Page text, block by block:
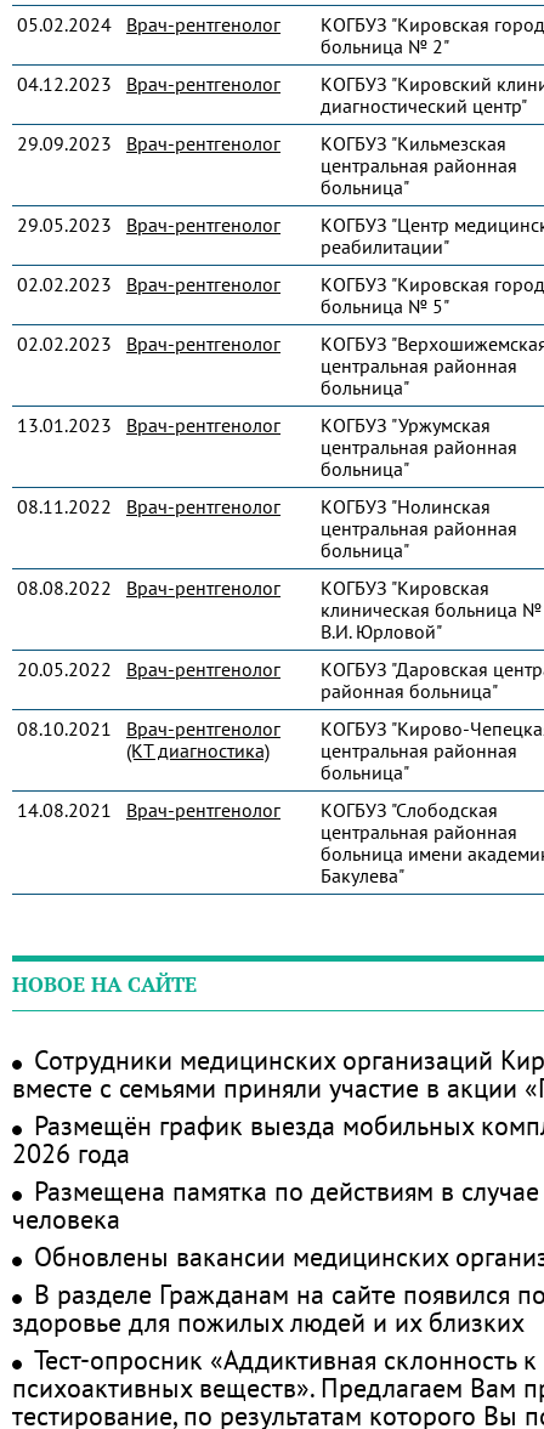
05.02.2024
Врач-рентгенолог
КОГБУЗ "Кировская
больница № 2"
04.12.2023
Врач-рентгенолог
КОГБУЗ "Кировский
диагностический центр"
29.09.2023
Врач-рентгенолог
КОГБУЗ "Кильмезская
центральная районная
больница"
29.05.2023
Врач-рентгенолог
КОГБУЗ "Центр
реабилитации"
02.02.2023
Врач-рентгенолог
КОГБУЗ "Кировская
больница № 5"
02.02.2023
Врач-рентгенолог
КОГБУЗ
центральная районная
больница"
13.01.2023
Врач-рентгенолог
КОГБУЗ "Уржумская
центральная районная
больница"
08.11.2022
Врач-рентгенолог
КОГБУЗ "Нолинская
центральная районная
больница"
08.08.2022
Врач-рентгенолог
КОГБУЗ "Кировская
клиническая больница
В.И. Юрловой"
20.05.2022
Врач-рентгенолог
КОГБУЗ "Даровская
районная больница"
08.10.2021
Врач-рентгенолог
(КТ диагностика)
КОГБУЗ "Кирово-
центральная районная
больница"
14.08.2021
Врач-рентгенолог
КОГБУЗ "Слободская
центральная районная
больница имени
Бакулева"
НОВОЕ НА САЙТЕ
Сотрудники медицинских организаций
вместе с семьями приняли участие в акции
Размещён график выезда мобильных
2026 года
Размещена памятка по действиям в
человека
Обновлены вакансии медицинских
В разделе Гражданам на сайте появился
здоровье для пожилых людей и их близких
Тест-опросник «Аддиктивная склонность
психоактивных веществ». Предлагаем Вам
тестирование, по результатам которого Вы